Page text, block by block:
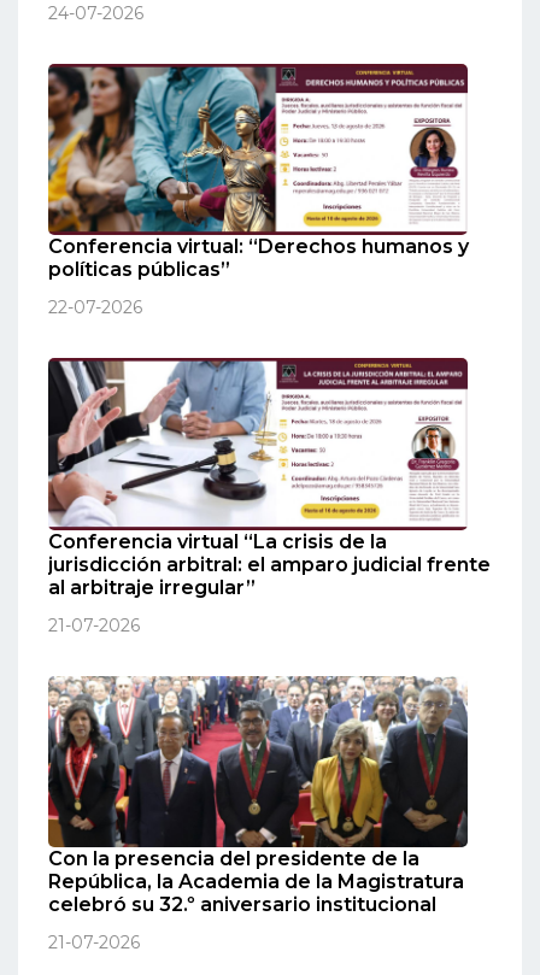
24-07-2026
Conferencia virtual: “Derechos humanos y
políticas públicas”
22-07-2026
Conferencia virtual “La crisis de la
jurisdicción arbitral: el amparo judicial frente
al arbitraje irregular”
21-07-2026
Con la presencia del presidente de la
República, la Academia de la Magistratura
celebró su 32.º aniversario institucional
21-07-2026